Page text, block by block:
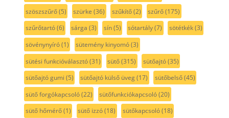
szöszszűrő(5) szürke (36) szűkítő(2) szűrő(175)
szűrőtartó(6) sárga (3) sín(5) sótartály(7) sötétkék(3)
sövénynyíró(1) sütemény kinyomó(3)
sütési funkcióválasztó(31) sütő(315) sütőajtó(35)
sütőajtó gumi (5) sütőajtó külső üveg(17) sütőbelső(45)
sütő forgókapcsoló(22) sütőfunkciókapcsoló(20)
sütő hőmérő(1) sütő izzó(18) sütőkapcsoló(18)